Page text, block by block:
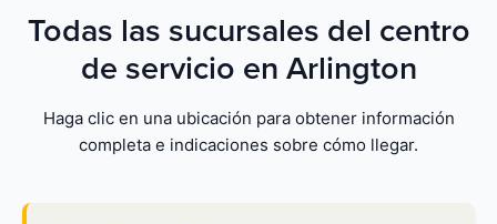
Todas las sucursales del centro
de servicio en Arlington
Haga clic en una ubicación para obtener información
completa e indicaciones sobre cómo llegar.